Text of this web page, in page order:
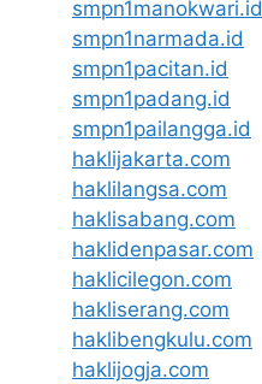
smpn1manokwari.id
smpn1narmada.id
smpn1pacitan.id
smpn1padang.id
smpn1pailangga.id
haklijakarta.com
haklilangsa.com
haklisabang.com
haklidenpasar.com
haklicilegon.com
hakliserang.com
haklibengkulu.com
haklijogja.com